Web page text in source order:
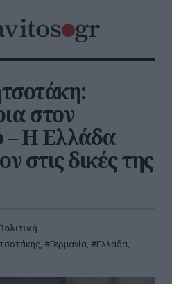
στον
– Η Ελλάδα
στις δικές της
, Γερμανία, Ελλάδα,